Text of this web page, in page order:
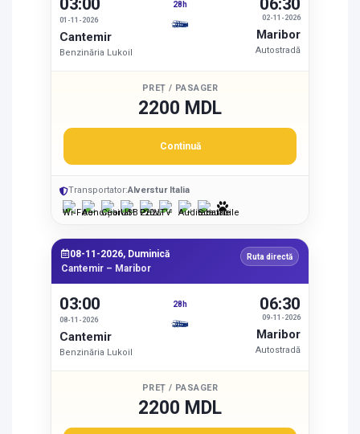
03:00
01-11-2026
Cantemir
Benzinăria Lukoil
28h
02-11-2026
06:30
Maribor
Autostradă
PREȚ / PASAGER
2200 MDL
Continuă
Transportator:Alverstur Italia
08-11-2026, Duminică
Cantemir – Maribor
Ruta directă
03:00
08-11-2026
Cantemir
Benzinăria Lukoil
28h
09-11-2026
06:30
Maribor
Autostradă
PREȚ / PASAGER
2200 MDL